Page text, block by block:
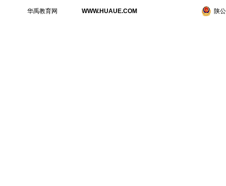
华禹教育网 WWW.HUAUE.COM 陕